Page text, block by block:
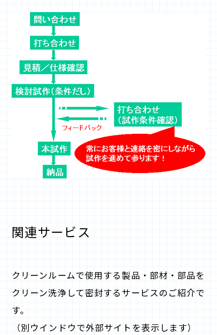
関連サービス
クリーンルームで使用する製品・部材・部品を
クリーン洗浄して密封するサービスのご紹介で
す。
（別ウインドウで外部サイトを表示します）